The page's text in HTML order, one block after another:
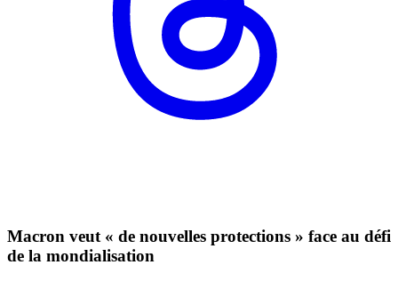
Macron veut « de nouvelles protections » face au défi
de la mondialisation